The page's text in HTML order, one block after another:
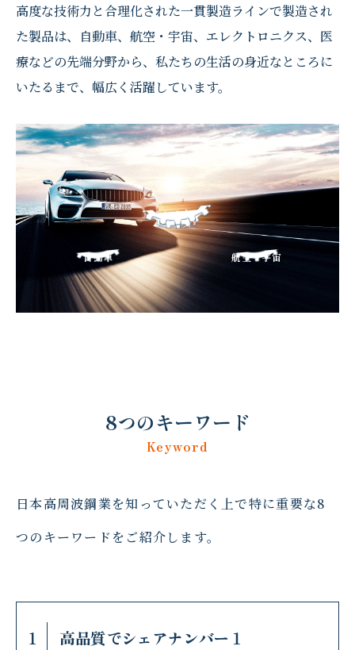
高度な技術力と合理化された一貫製造ラインで製造され
た製品は、自動車、航空・宇宙、エレクトロニクス、医
療などの先端分野から、私たちの生活の身近なところに
いたるまで、幅広く活躍しています。
自動車
エレクトロ
ニクス
航空・宇宙
特殊鋼
8つのキーワード
Keyword
日本高周波鋼業を知っていただく上で特に重要な8
つのキーワードをご紹介します。
1 高品質でシェアナンバー１